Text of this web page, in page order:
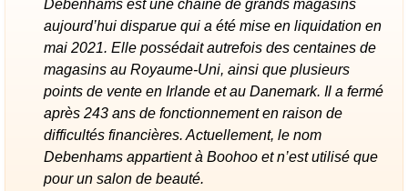
Debenhams est une chaîne de grands magasins
aujourd’hui disparue qui a été mise en liquidation en
mai 2021. Elle possédait autrefois des centaines de
magasins au Royaume-Uni, ainsi que plusieurs
points de vente en Irlande et au Danemark. Il a fermé
après 243 ans de fonctionnement en raison de
difficultés financières. Actuellement, le nom
Debenhams appartient à Boohoo et n’est utilisé que
pour un salon de beauté.